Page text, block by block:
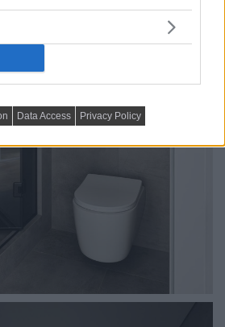
Data Access Privacy Policy